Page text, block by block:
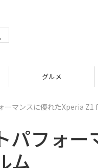
グルメ
ーマンスに優れたXperia Z1
パフォー
ム